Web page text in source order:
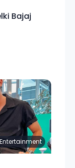
Bajaj
Entertainment